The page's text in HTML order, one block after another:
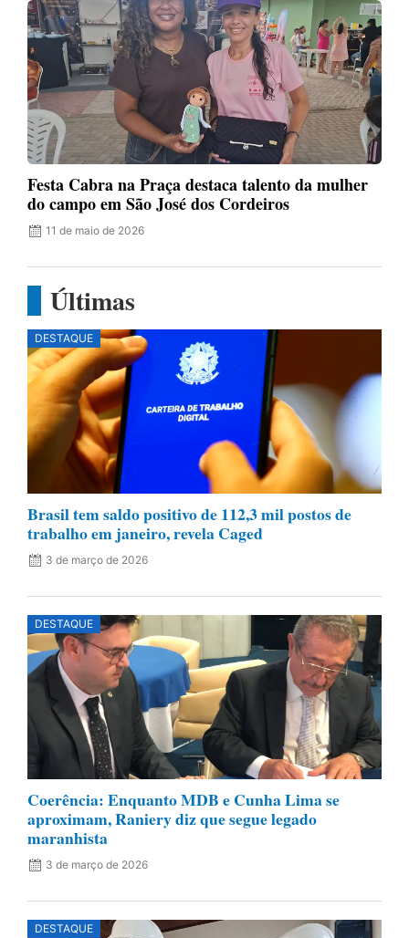
Festa Cabra na Praça destaca talento da mulher
do campo em São José dos Cordeiros
11 de maio de 2026
Últimas
DESTAQUE
Brasil tem saldo positivo de 112,3 mil postos de
trabalho em janeiro, revela Caged
3 de março de 2026
DESTAQUE
Coerência: Enquanto MDB e Cunha Lima se
aproximam, Raniery diz que segue legado
maranhista
3 de março de 2026
DESTAQUE